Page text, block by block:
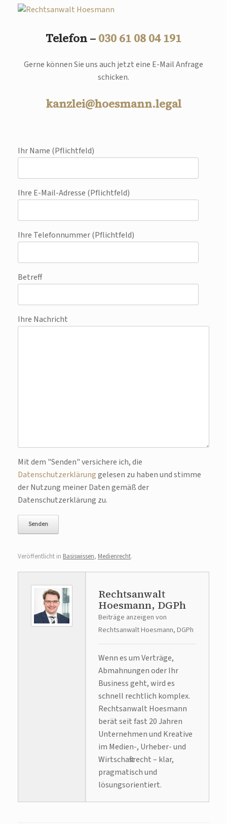
Telefon – 030 61 08 04 191
Gerne können Sie uns auch jetzt eine E-Mail Anfrage
schicken.
kanzlei@hoesmann.legal
Ihr Name (Pflichtfeld)
Ihre E-Mail-Adresse (Pflichtfeld)
Ihre Telefonnummer (Pflichtfeld)
Betreff
Ihre Nachricht
Bitte lasse dieses Feld leer.
Mit dem "Senden" versichere ich, die
Datenschutzerklärunggelesen zu haben und stimme
der Nutzung meiner Daten gemäß der
Datenschutzerklärung zu.
Veröffentlicht in Basiswissen, Medienrecht.
Rechtsanwalt
Hoesmann, DGPh
Beiträge anzeigen von
Rechtsanwalt Hoesmann, DGPh
Wenn es um Verträge,
Abmahnungen oder Ihr
Business geht, wird es
schnell rechtlich komplex.
Rechtsanwalt Hoesmann
berät seit fast 20 Jahren
Unternehmen und Kreative
im Medien-, Urheber- und
Wirtschaftsrecht – klar,
pragmatisch und
lösungsorientiert.